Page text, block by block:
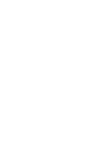
Χρειάζεται να
για να